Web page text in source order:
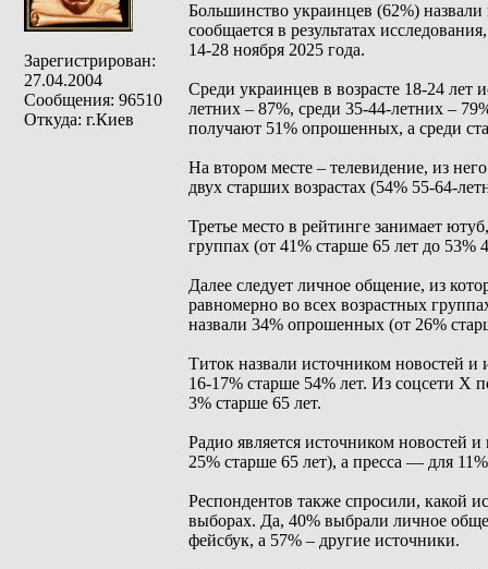
Зарегистрирован:
27.04.2004
Сообщения: 96510
Откуда: г.Киев
Большинство украинцев (62%)
сообщается в результатах
14-28 ноября 2025 года.
Среди украинцев в возрасте 18-24 лет
летних – 87%, среди 35-44-летних –
получают 51% опрошенных, а среди
На втором месте – телевидение, из
двух старших возрастах (54% 55-64-
Третье место в рейтинге занимает
группах (от 41% старше 65 лет до 53%
Далее следует личное общение, из
равномерно во всех возрастных
назвали 34% опрошенных (от 26%
Титок назвали источником новостей
16-17% старше 54% лет. Из соцсети Х
3% старше 65 лет.
Радио является источником
25% старше 65 лет), а пресса — для
Респондентов также спросили, какой
выборах. Да, 40% выбрали личное
фейсбук, а 57% – другие источники.